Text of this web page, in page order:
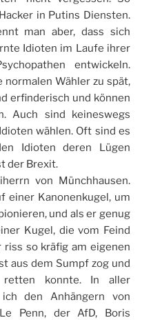
in Putins Diensten.
man aber, dass sich
Idioten im Laufe ihrer
entwickeln.
Wähler zu spät,
erfinderisch und können
Auch sind keineswegs
wählen. Oft sind es
Idioten deren Lügen
der Brexit.
von Münchhausen.
einer Kanonenkugel, um
und als er genug
Kugel, die vom Feind
riss so kräfig am eigenen
aus dem Sumpf zog und
konnte. In aller
den Anhängern von
Penn, der AfD, Boris